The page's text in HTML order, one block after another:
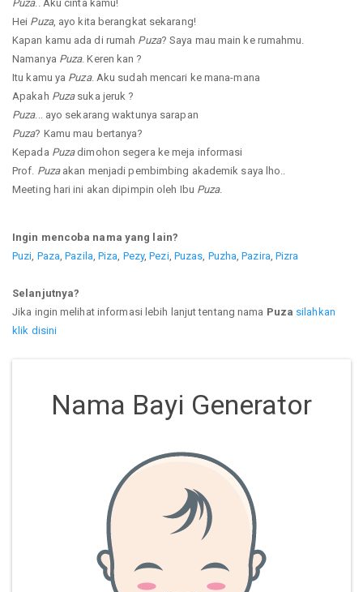
Puza.. Aku cinta kamu!
Hei Puza, ayo kita berangkat sekarang!
Kapan kamu ada di rumah Puza? Saya mau main ke rumahmu.
Namanya Puza. Keren kan ?
Itu kamu ya Puza. Aku sudah mencari ke mana-mana
Apakah Puzasuka jeruk ?
Puza... ayo sekarang waktunya sarapan
Puza? Kamu mau bertanya?
Kepada Puzadimohon segera ke meja informasi
Prof. Puzaakan menjadi pembimbing akademik saya lho..
Meeting hari ini akan dipimpin oleh Ibu Puza.
Ingin mencoba nama yang lain?
Puzi Paza ,Pazila ,Piza Pezy,Pezi, Puzas Puzha ,Pazira ,Pizra
Selanjutnya?
Jika ingin melihat informasi lebih lanjut tentang nama Puza silahkan
klik disini
Nama Bayi Generator